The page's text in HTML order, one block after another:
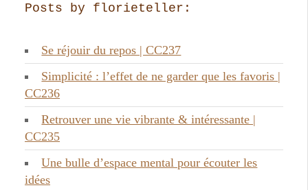
Posts by florieteller:
Se réjouir du repos | CC237
Simplicité : l’effet de ne garder que les favoris |
CC236
Retrouver une vie vibrante & intéressante |
CC235
Une bulle d’espace mental pour écouter les
idées